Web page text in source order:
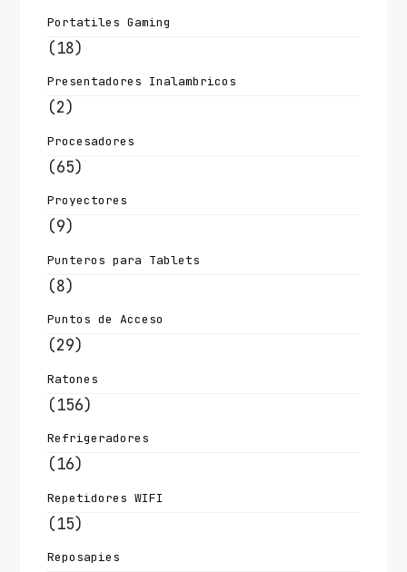
Portatiles Gaming
(18)
Presentadores Inalambricos
(2)
Procesadores
(65)
Proyectores
(9)
Punteros para Tablets
(8)
Puntos de Acceso
(29)
Ratones
(156)
Refrigeradores
(16)
Repetidores WIFI
(15)
Reposapies